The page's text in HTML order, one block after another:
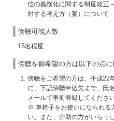
信の義務化に関する制度改正
対する考え方（案）につい
傍聴可能人数
15名程度
傍聴を御希望の方は以下の点に
傍聴をご希望の方は、平成22
に、下記傍聴申込先まで、氏
メールで事前登録してください
※ 車椅子をお使いになられる
い。また、介助の方がいらっ